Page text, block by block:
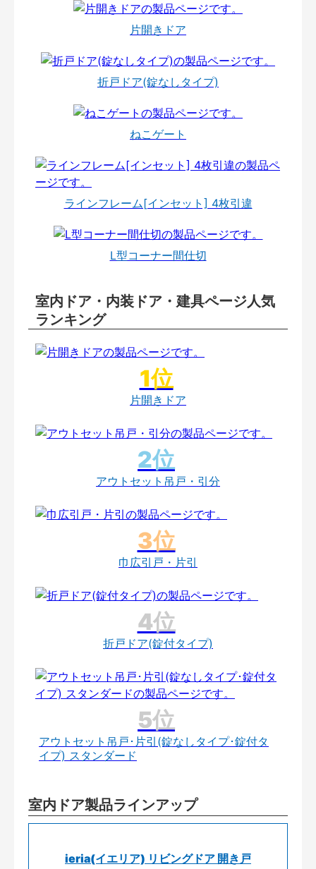
片開きドア
折戸ドア(錠なしタイプ)
ねこゲート
ラインフレーム[インセット] 4枚引違
L型コーナー間仕切
室内ドア・内装ドア・建具ページ人気
ランキング
片開きドア
アウトセット吊戸・引分
巾広引戸・片引
折戸ドア(錠付タイプ)
アウトセット吊戸･片引(錠なしタイプ･錠付タ
イプ) スタンダード
室内ドア製品ラインアップ
ieria(イエリア) リビングドア 開き戸